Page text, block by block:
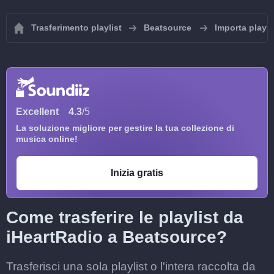
Trasferimento playlist Beatsource Importa
Excellent 4.3/5
La soluzione migliore per gestire la tua collezione di
musica online!
Inizia gratis
Come trasferire le playlist da
iHeartRadio a Beatsource?
Trasferisci una sola playlist o l'intera raccolta da